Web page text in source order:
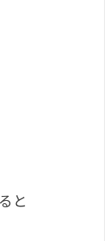
と